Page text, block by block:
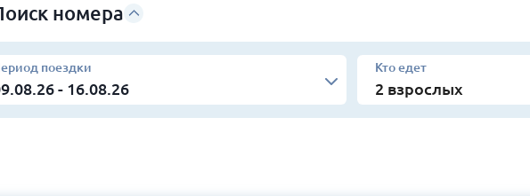
номера
поездки Кто едет